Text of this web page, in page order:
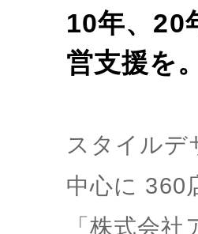
10年、20
営支援を。
スタイルデ
中心に 360
「株式会